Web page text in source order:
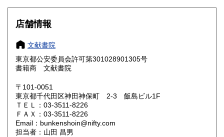
大阪府
奈良県
鳥取県 430円 島根県
岡山県
山口県 430円
香川県 430円
店舗情報
文献書院
東京都公安委員会許可第301028901305号
書籍商 文献書院
〒101-0051
東京都千代田区神田神保町 2-3 飯島ビル1F
ＴＥＬ：03-3511-8226
ＦＡＸ：03-3511-8226
Email：bunkenshoin@nifty.com
担当者：山田 昌男